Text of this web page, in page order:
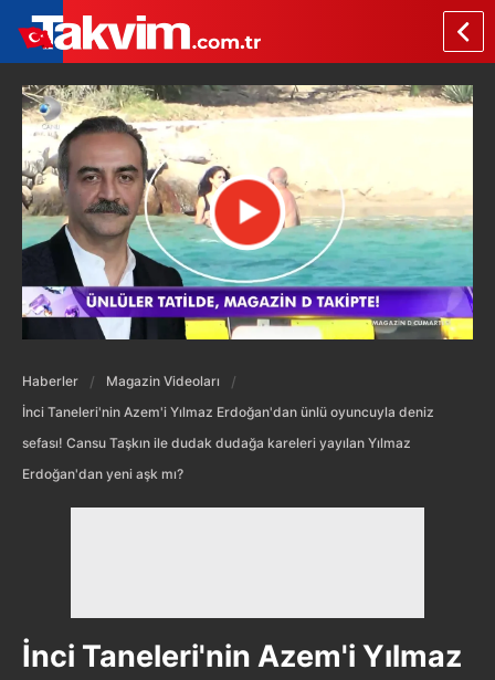
Haberler
Magazin Videoları
İnci Taneleri'nin Azem'i Yılmaz Erdoğan'dan ünlü oyuncuyla deniz
sefası! Cansu Taşkın ile dudak dudağa kareleri yayılan Yılmaz
Erdoğan'dan yeni aşk mı?
İnci Taneleri'nin Azem'i Yılmaz